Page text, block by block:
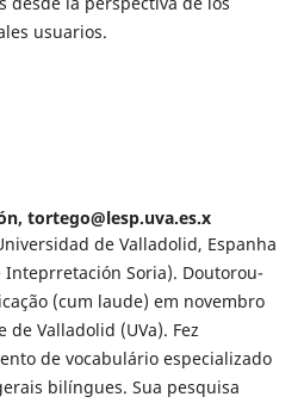
usuarios.
tortego@lesp.uva.es.x
de Valladolid, Espanha
Inteprretación Soria). Doutorou-
(cum laude) em novembro
Valladolid (UVa). Fez
de vocabulário especializado
bilíngues. Sua pesquisa